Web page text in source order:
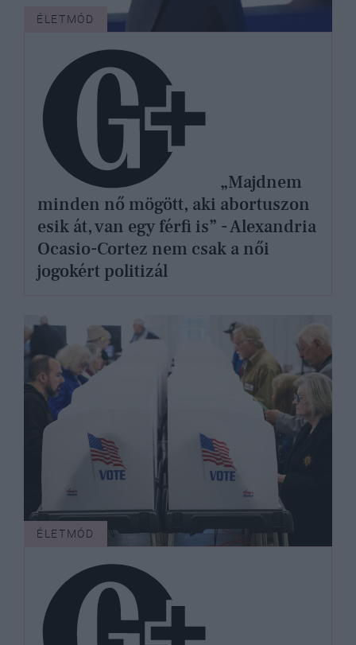
ÉLETMÓD
„Majdnem
minden nő mögött, aki abortuszon
esik át, van egy férfi is” - Alexandria
Ocasio-Cortez nem csak a női
jogokért politizál
ÉLETMÓD